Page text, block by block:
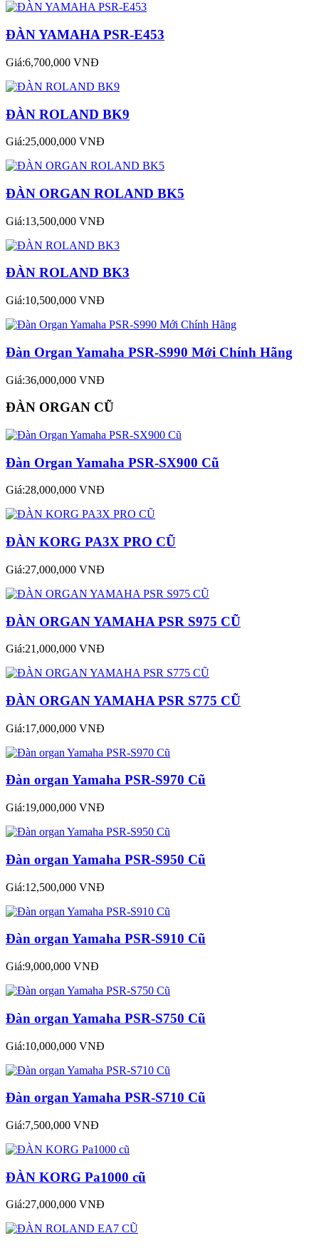
ĐÀN YAMAHA PSR-E453
Giá:6,700,000 VNĐ
ĐÀN ROLAND BK9
Giá:25,000,000 VNĐ
ĐÀN ORGAN ROLAND BK5
Giá:13,500,000 VNĐ
ĐÀN ROLAND BK3
Giá:10,500,000 VNĐ
Đàn Organ Yamaha PSR-S990 Mới Chính Hãng
Giá:36,000,000 VNĐ
ĐÀN ORGAN CŨ
Đàn Organ Yamaha PSR-SX900 Cũ
Giá:28,000,000 VNĐ
ĐÀN KORG PA3X PRO CŨ
Giá:27,000,000 VNĐ
ĐÀN ORGAN YAMAHA PSR S975 CŨ
Giá:21,000,000 VNĐ
ĐÀN ORGAN YAMAHA PSR S775 CŨ
Giá:17,000,000 VNĐ
Đàn organ Yamaha PSR-S970 Cũ
Giá:19,000,000 VNĐ
Đàn organ Yamaha PSR-S950 Cũ
Giá:12,500,000 VNĐ
Đàn organ Yamaha PSR-S910 Cũ
Giá:9,000,000 VNĐ
Đàn organ Yamaha PSR-S750 Cũ
Giá:10,000,000 VNĐ
Đàn organ Yamaha PSR-S710 Cũ
Giá:7,500,000 VNĐ
ĐÀN KORG Pa1000 cũ
Giá:27,000,000 VNĐ